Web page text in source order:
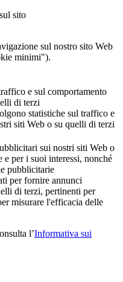
sito
sul nostro sito Web
minimi").
e sul comportamento
di terzi
statistiche sul traffico e
siti Web o su quelli di terzi
sui nostri siti Web o
per i suoi interessi, nonché
pubblicitarie
per fornire annunci
di terzi, pertinenti per
misurare l'efficacia delle
l’Informativa sui